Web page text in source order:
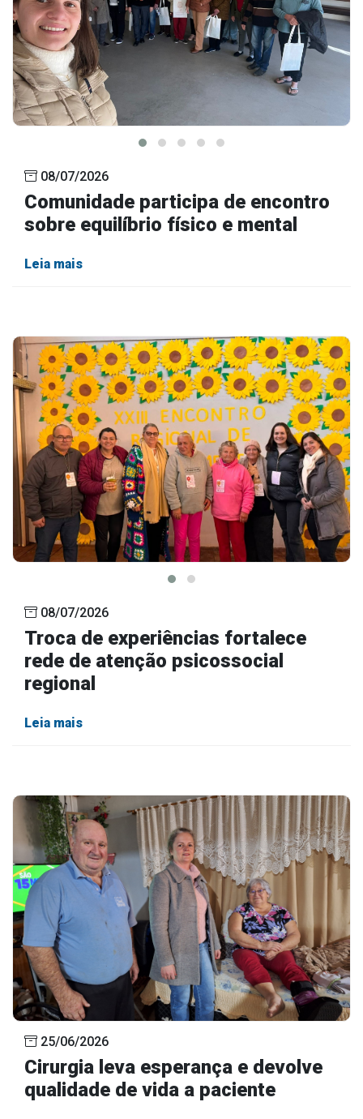
08/07/2026
Comunidade participa de encontro
sobre equilíbrio físico e mental
Leia mais
08/07/2026
Troca de experiências fortalece
rede de atenção psicossocial
regional
Leia mais
25/06/2026
Cirurgia leva esperança e devolve
qualidade de vida a paciente